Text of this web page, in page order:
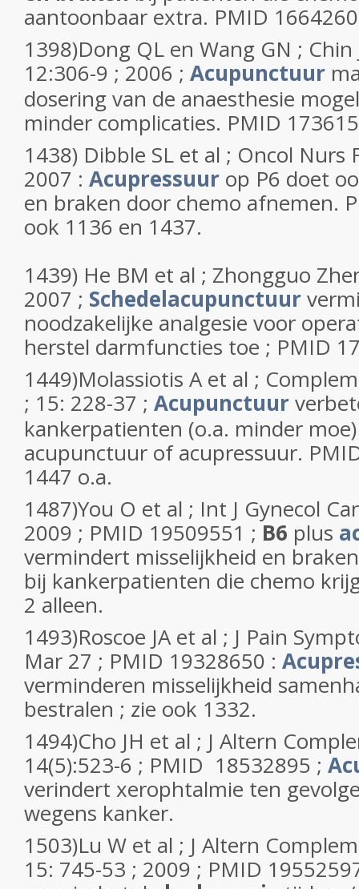
aantoonbaar extra. PMID
1398)Dong QL en Wang GN ;
12:306-9 ; 2006 ; Acupunctuur
dosering van de anaesthesie
minder complicaties. PMID
1438) Dibble SL et al ; Oncol Nurs
2007 : Acupressuur op P6 doet
en braken door chemo afnemen.
ook 1136 en 1437.
1439) He BM et al ; Zhongguo
2007 ; Schedelacupunctuur
noodzakelijke analgesie voor
herstel darmfuncties toe ; PMID
1449)Molassiotis A et al ;
; 15: 228-37 ; Acupunctuur
kankerpatienten (o.a. minder
acupunctuur of acupressuur.
1447 o.a.
1487)You O et al ; Int J Gynecol
2009 ; PMID 19509551 ; B6 plus
vermindert misselijkheid en
bij kankerpatienten die chemo
2 alleen.
1493)Roscoe JA et al ; J Pain
Mar 27 ; PMID 19328650 :
verminderen misselijkheid
bestralen ; zie ook 1332.
1494)Cho JH et al ; J Altern
14(5):523-6 ; PMID 18532895 ;
verindert xerophtalmie ten
wegens kanker.
1503)Lu W et al ; J Altern
15: 745-53 ; 2009 ; PMID